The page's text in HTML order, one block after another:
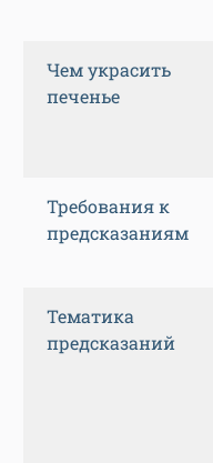
Чем украсить
печенье
Требования к
предсказаниям
Тематика
предсказаний